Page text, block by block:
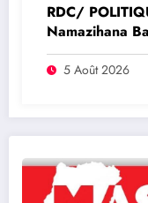
RDC/
Namazihana
la suspension
sur l’économie
5 Août 2026